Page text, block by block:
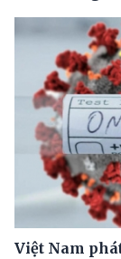
Việt Nam